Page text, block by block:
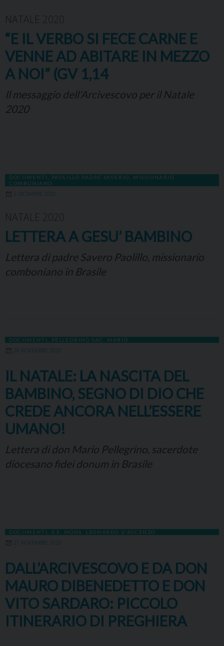
NATALE 2020
“E IL VERBO SI FECE CARNE E
VENNE AD ABITARE IN MEZZO
A NOI” (GV 1,14
Il messaggio dell'Arcivescovo per il Natale
2020
DOCUMENTI
PAOLILLO PADRE SAVERIO, MISSIONARIO
COMBONIANO
2 DICEMBRE 2020
NATALE 2020
LETTERA A GESU’ BAMBINO
Lettera di padre Savero Paolillo, missionario
comboniano in Brasile
DOCUMENTI PELLEGRINO SAC. MARIO
28 NOVEMBRE 2020
IL NATALE: LA NASCITA DEL
BAMBINO, SEGNO DI DIO CHE
CREDE ANCORA NELL’ESSERE
UMANO!
Lettera di don Mario Pellegrino, sacerdote
diocesano fidei donum in Brasile
DOCUMENTI S.E. MONS. LEONARDO D'ASCENZO
27 NOVEMBRE 2020
DALL’ARCIVESCOVO E DA DON
MAURO DIBENEDETTO E DON
VITO SARDARO: PICCOLO
ITINERARIO DI PREGHIERA